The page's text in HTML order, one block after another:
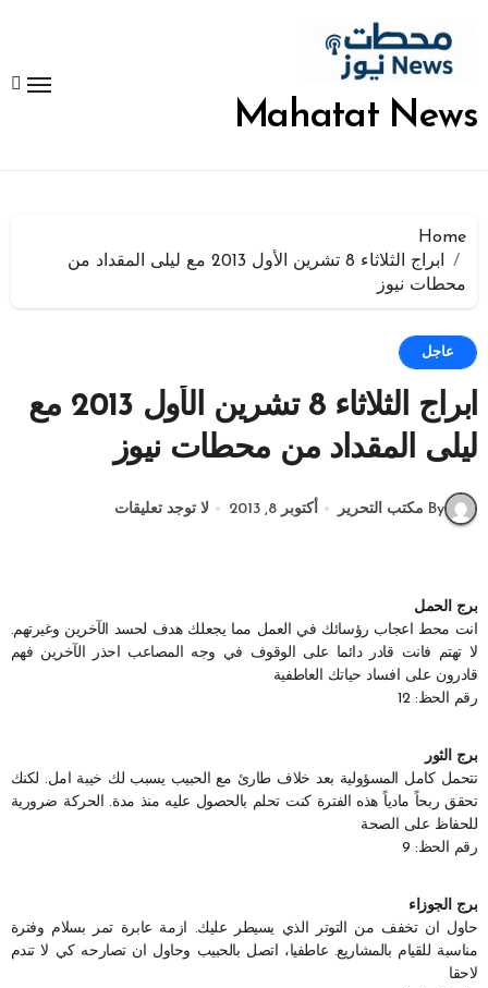
المحتوى
Mahatat News
Home
ابراج الثلاثاء 8 تشرين الأول 2013 مع ليلى المقداد من
محطات نيوز
عاجل
ابراج الثلاثاء 8 تشرين الأول 2013 مع
ليلى المقداد من محطات نيوز
By مكتب التحرير أكتوبر 8, 2013 لا توجد تعليقات
برج الحمل
انت محط اعجاب رؤسائك في العمل مما يجعلك هدف لحسد الآخرين وغيرتهم.
لا تهتم فانت قادر دائما على الوقوف في وجه المصاعب احذر الآخرين فهم
قادرون على افساد حياتك العاطفية
رقم الحظ: 12
برج الثور
تتحمل كامل المسؤولية بعد خلاف طارئ مع الحبيب يسبب لك خيبة امل. لكنك
تحقق ربحاً مادياً هذه الفترة كنت تحلم بالحصول عليه منذ مدة. الحركة ضرورية
للحفاظ على الصحة
رقم الحظ: 9
برج الجوزاء
حاول ان تخفف من التوتر الذي يسيطر عليك. ازمة عابرة تمر بسلام وفترة
مناسبة للقيام بالمشاريع. عاطفيا، اتصل بالحبيب وحاول ان تصارحه كي لا تندم
لاحقا